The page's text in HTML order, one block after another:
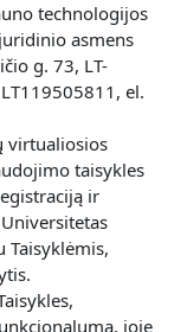
technologijos
asmens
g. 73, LT-
el.
virtualiosios
taisykles
ir
Taisyklėmis,
joje